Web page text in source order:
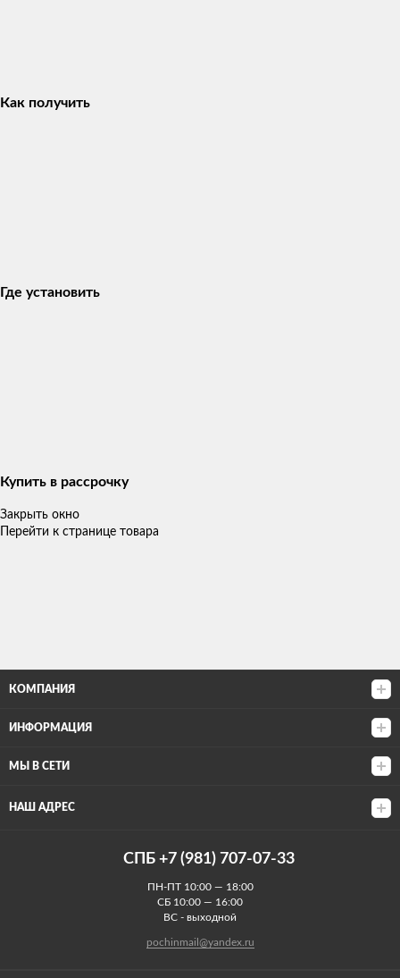
Как получить
Где установить
Купить в рассрочку
Закрыть окно
Перейти к странице товара
КОМПАНИЯ
ИНФОРМАЦИЯ
МЫ В СЕТИ
НАШ АДРЕС
СПБ +7 (981) 707-07-33
ПН-ПТ 10:00 — 18:00
СБ 10:00 — 16:00
ВС - выходной
pochinmail@yandex.ru